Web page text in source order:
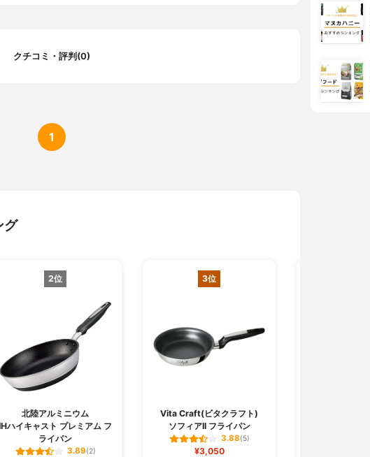
クチコミ・評判(0)
1
グ
2位
北陸アルミニウム
ハイキャスト プレミアム フ
ライパン
3.89(2)
3位
Vita Craft(ビタクラフト)
ソフィアII フライパン
3.88(5)
¥3,050